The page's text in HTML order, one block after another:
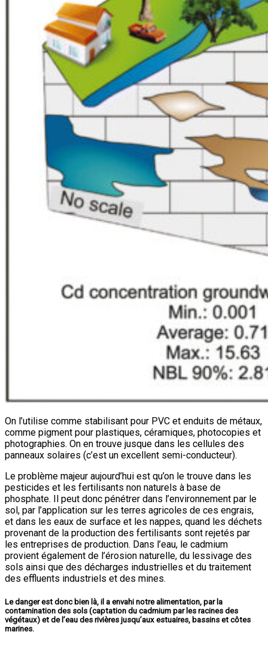
On l’utilise comme stabilisant pour PVC et enduits de métaux,
comme pigment pour plastiques, céramiques, photocopies et
photographies. On en trouve jusque dans les cellules des
panneaux solaires (c’est un excellent semi-conducteur).
Le problème majeur aujourd’hui est qu’on le trouve dans les
pesticides et les fertilisants non naturels à base de
phosphate. Il peut donc pénétrer dans l’environnement par le
sol, par l’application sur les terres agricoles de ces engrais,
et dans les eaux de surface et les nappes, quand les déchets
provenant de la production des fertilisants sont rejetés par
les entreprises de production. Dans l’eau, le cadmium
provient également de l’érosion naturelle, du lessivage des
sols ainsi que des décharges industrielles et du traitement
des effluents industriels et des mines.
Le danger est donc bien là, il a envahi notre alimentation, par la
contamination des sols (captation du cadmium par les racines des
végétaux) et de l’eau des rivières jusqu’aux estuaires, bassins et côtes
marines.